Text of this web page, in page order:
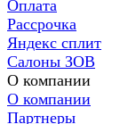
Оплата
Рассрочка
Яндекс сплит
Салоны ЗОВ
О компании
О компании
Партнеры